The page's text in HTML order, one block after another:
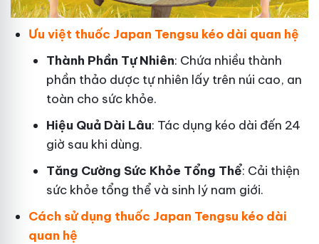
Ưu việt thuốc Japan Tengsu kéo dài quan hệ
Thành Phần Tự Nhiên: Chứa nhiều thành
phần thảo dược tự nhiên lấy trên núi cao, an
toàn cho sức khỏe.
Hiệu Quả Dài Lâu: Tác dụng kéo dài đến 24
giờ sau khi dùng.
Tăng Cường Sức Khỏe Tổng Thể: Cải thiện
sức khỏe tổng thể và sinh lý nam giới.
Cách sử dụng thuốc Japan Tengsu kéo dài
quan hệ